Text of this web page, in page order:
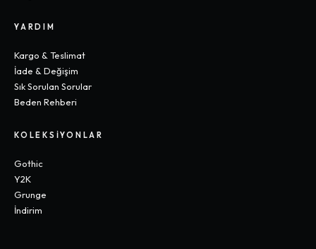
YARDIM
Kargo & Teslimat
İade & Değişim
Sık Sorulan Sorular
Beden Rehberi
KOLEKSIYONLAR
Gothic
Y2K
Grunge
İndirim